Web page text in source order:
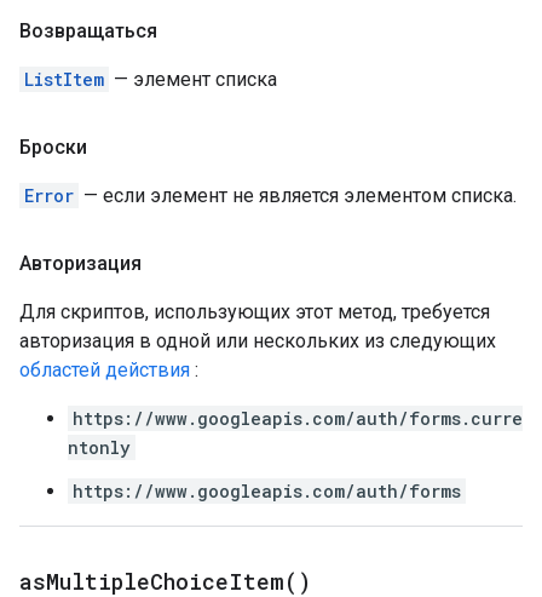
Возвращаться
ListItem — элемент списка
Броски
Error — если элемент не является элементом списка.
Авторизация
Для скриптов, использующих этот метод, требуется
авторизация в одной или нескольких из следующих
областей действия :
https://www.googleapis.com/auth/forms.curre
ntonly
https://www.googleapis.com/auth/forms
asMultipleChoiceItem( )